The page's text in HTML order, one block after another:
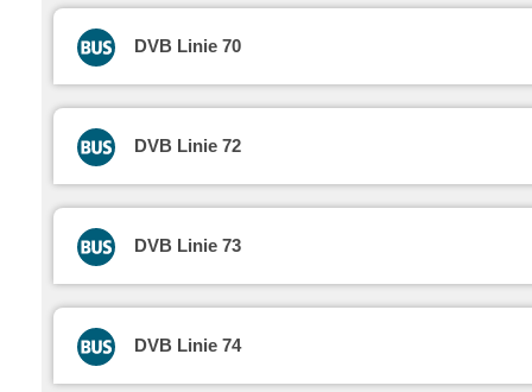
DVB Linie 70
DVB Linie 72
DVB Linie 73
DVB Linie 74